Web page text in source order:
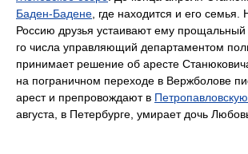
Баден-Бадене, где находится и его семья.
Россию друзья устаивают ему
го числа управляющий департаментом
принимает решение об аресте
на пограничном переходе в Вержболове
арест и препровождают в
августа, в Петербурге, умирает дочь